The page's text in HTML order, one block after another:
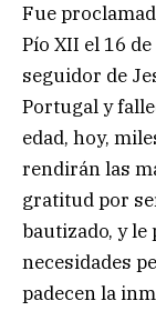
Fue
Pío XII el 16
seguidor de
Portugal y
edad, hoy,
rendirán las
gratitud por
bautizado, y
necesidades
padecen la